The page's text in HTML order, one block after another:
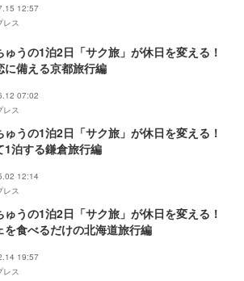
12:57
レス
ゅうの1泊2日「サク旅」が休日を変える！
に備える京都旅行編
07:02
レス
ゅうの1泊2日「サク旅」が休日を変える！
1泊する鎌倉旅行編
12:14
レス
ゅうの1泊2日「サク旅」が休日を変える！
を食べるだけの北海道旅行編
19:57
レス